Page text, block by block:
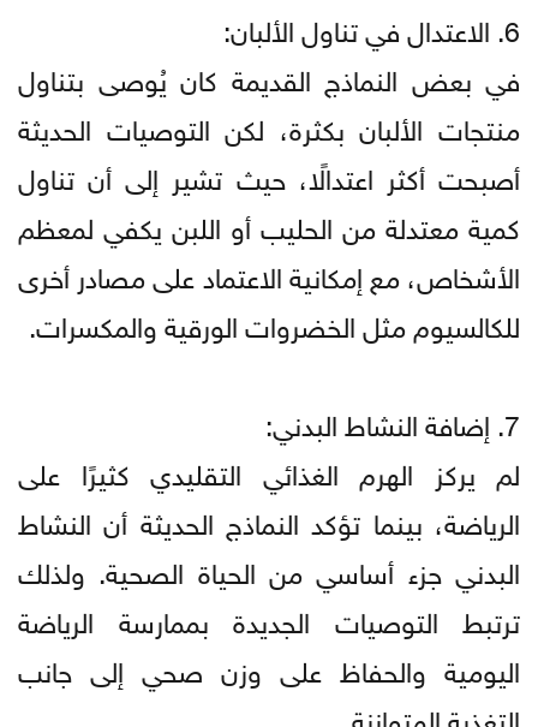
6. الاعتدال في تناول الألبان:
في بعض النماذج القديمة كان يُوصى بتناول
منتجات الألبان بكثرة، لكن التوصيات الحديثة
أصبحت أكثر اعتدالًا، حيث تشير إلى أن تناول
كمية معتدلة من الحليب أو اللبن يكفي لمعظم
الأشخاص، مع إمكانية الاعتماد على مصادر أخرى
للكالسيوم مثل الخضروات الورقية والمكسرات.
7. إضافة النشاط البدني:
لم يركز الهرم الغذائي التقليدي كثيرًا على
الرياضة، بينما تؤكد النماذج الحديثة أن النشاط
البدني جزء أساسي من الحياة الصحية. ولذلك
ترتبط التوصيات الجديدة بممارسة الرياضة
اليومية والحفاظ على وزن صحي إلى جانب
التغذية المتوازنة.